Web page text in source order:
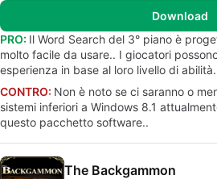
Download
PRO: Il Word Search del 3° piano è
molto facile da usare.. I giocatori
esperienza in base al loro livello di
CONTRO: Non è noto se ci saranno o
sistemi inferiori a Windows 8.1
questo pacchetto software..
The Backgammon